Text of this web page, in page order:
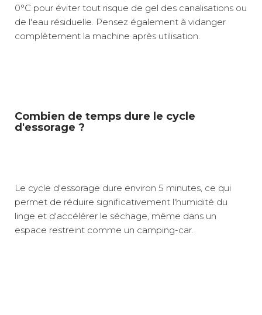
0°C pour éviter tout risque de gel des canalisations ou
de l'eau résiduelle. Pensez également à vidanger
complètement la machine après utilisation.
Combien de temps dure le cycle
d'essorage ?
Le cycle d'essorage dure environ 5 minutes, ce qui
permet de réduire significativement l'humidité du
linge et d'accélérer le séchage, même dans un
espace restreint comme un camping-car.